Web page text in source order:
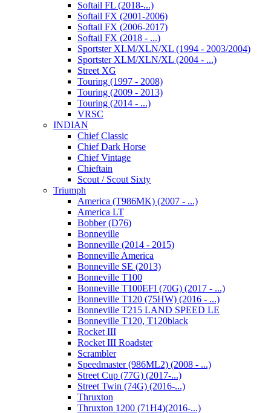
Softail FL (2018-...)
Softail FX (2001-2006)
Softail FX (2006-2017)
Softail FX (2018 - ...)
Sportster XLM/XLN/XL (1994 - 2003/2004)
Sportster XLM/XLN/XL (2004 - ...)
Street XG
Touring (1997 - 2008)
Touring (2009 - 2013)
Touring (2014 - ...)
VRSC
INDIAN
Chief Classic
Chief Dark Horse
Chief Vintage
Chieftain
Scout / Scout Sixty
Triumph
America (T986MK) (2007 - ...)
America LT
Bobber (D76)
Bonneville
Bonneville (2014 - 2015)
Bonneville America
Bonneville SE (2013)
Bonneville T100
Bonneville T100EFI (70G) (2017 - ...)
Bonneville T120 (75HW) (2016 - ...)
Bonneville T215 LAND SPEED LE
Bonneville T120, T120black
Rocket III
Rocket III Roadster
Scrambler
Speedmaster (986ML2) (2008 - ...)
Street Cup (77G) (2017-...)
Street Twin (74G) (2016-...)
Thruxton
Thruxton 1200 (71H4)(2016-...)